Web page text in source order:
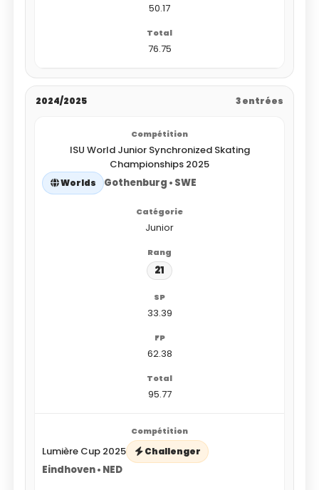
50.17
76.75
2024/2025 3 entrées
ISU World Junior Synchronized Skating
Championships 2025
Worlds Gothenburg • SWE
Junior
21
33.39
62.38
95.77
Lumière Cup 2025 Challenger
Eindhoven • NED